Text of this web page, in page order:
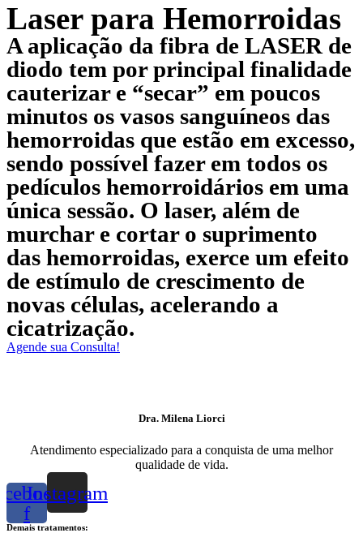
Laser para Hemorroidas
A aplicação da fibra de LASER de
diodo tem por principal finalidade
cauterizar e “secar” em poucos
minutos os vasos sanguíneos das
hemorroidas que estão em excesso,
sendo possível fazer em todos os
pedículos hemorroidários em uma
única sessão. O laser, além de
murchar e cortar o suprimento
das hemorroidas, exerce um efeito
de estímulo de crescimento de
novas células, acelerando a
cicatrização.
Agende sua Consulta!
Dra. Milena Liorci
Atendimento especializado para a conquista de uma melhor
qualidade de vida.
f
Instagram
Demais tratamentos: